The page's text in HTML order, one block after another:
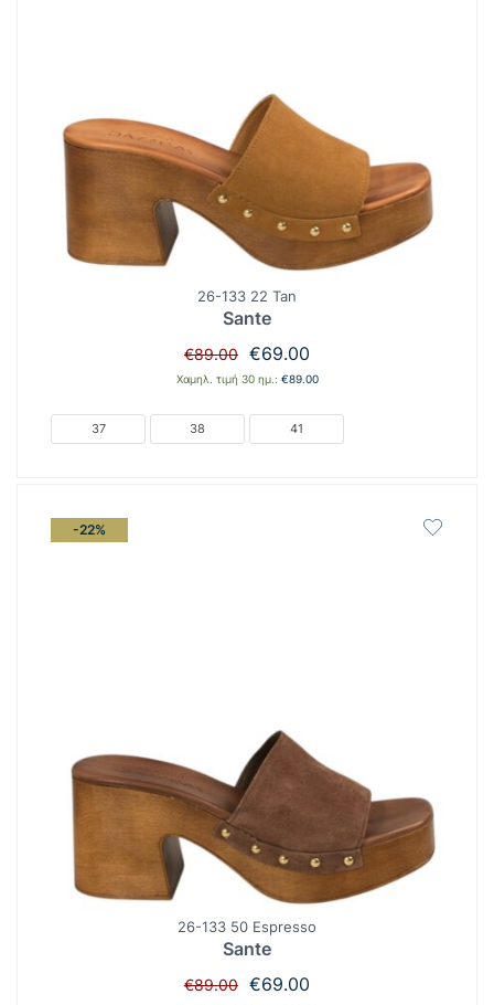
26-133 22 Tan
Sante
€89.00 Original
price
€89.00.
€69.00
τρέχουσα
€69.00.
Χαμηλ. τιμή 30 ημ.: €89.00
37 38 41
-22%
26-133 50 Espresso
Sante
€89.00 Original
€69.00